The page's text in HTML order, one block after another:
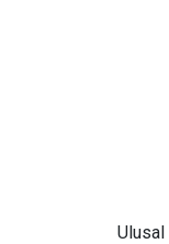
Ulusal